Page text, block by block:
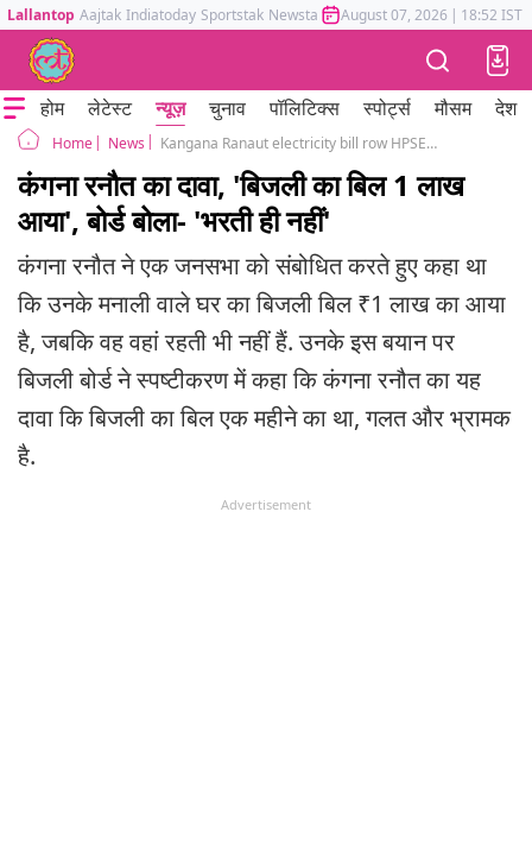
Lallantop Aajtak Indiatoday Sportstak Newstak Mumbai Tak Astrotak
August 07, 2026 | 18:52 IST
होम लेटेस्ट न्यूज़ चुनाव पॉलिटिक्स स्पोर्ट्स मौसम देश
Home News Kangana Ranaut electricity bill row HPSEBL responded
कंगना रनौत का दावा, 'बिजली का बिल 1 लाख
आया', बोर्ड बोला- 'भरती ही नहीं'
कंगना रनौत ने एक जनसभा को संबोधित करते हुए कहा था
कि उनके मनाली वाले घर का बिजली बिल ₹1 लाख का आया
है, जबकि वह वहां रहती भी नहीं हैं. उनके इस बयान पर
बिजली बोर्ड ने स्पष्टीकरण में कहा कि कंगना रनौत का यह
दावा कि बिजली का बिल एक महीने का था, गलत और भ्रामक
है.
Advertisement